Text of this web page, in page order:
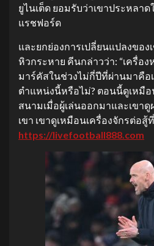
ยูไนเต็ด ยอมรับว่าเขาประหลา
แรชฟอร์ด
และยกย่องการเปลี่ยนแปลงขอ
หิวกระหาย คีนกล่าวว่า: “เครื่อ
มาร์คัสในช่วงไม่กี่ปีที่ผ่านมาคื
ตำแหน่งนี้หรือไม่? ตอนนี้ดูเหมือ
สนามเมื่อผู้เล่นออกมาและเขา
เขา เขาดูเหมือนเครื่องจักรต่อสู้
https://livefootball888.com